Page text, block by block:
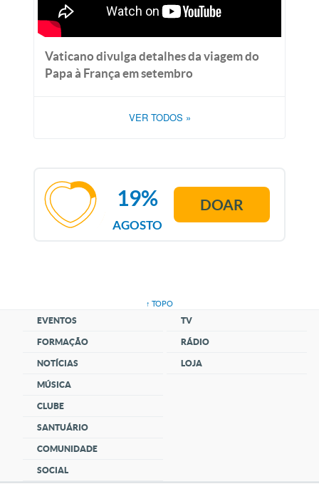
Vaticano divulga detalhes da viagem do
Papa à França em setembro
VER TODOS »
AGOSTO
19% DOAR
↑ TOPO
EVENTOS
FORMAÇÃO
NOTÍCIAS
MÚSICA
CLUBE
SANTUÁRIO
COMUNIDADE
SOCIAL
TV
RÁDIO
LOJA